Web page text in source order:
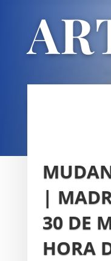
OS
|
30 DE
HORA